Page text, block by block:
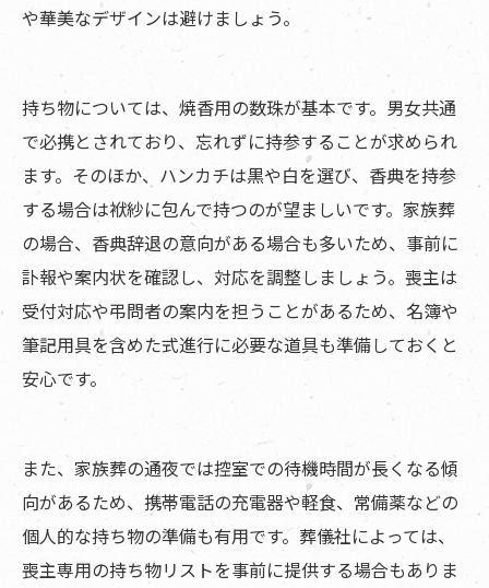
や華美なデザインは避けましょう。
持ち物については、焼香用の数珠が基本です。男女共通
で必携とされており、忘れずに持参することが求められ
ます。そのほか、ハンカチは黒や白を選び、香典を持参
する場合は袱紗に包んで持つのが望ましいです。家族葬
の場合、香典辞退の意向がある場合も多いため、事前に
訃報や案内状を確認し、対応を調整しましょう。喪主は
受付対応や弔問者の案内を担うことがあるため、名簿や
筆記用具を含めた式進行に必要な道具も準備しておくと
安心です。
また、家族葬の通夜では控室での待機時間が長くなる傾
向があるため、携帯電話の充電器や軽食、常備薬などの
個人的な持ち物の準備も有用です。葬儀社によっては、
喪主専用の持ち物リストを事前に提供する場合もありま